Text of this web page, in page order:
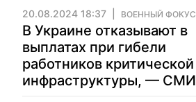
20.08.2024 18:37 ВОЕННЫЙ ФОКУС
В Украине отказывают в
выплатах при гибели
работников критической
инфраструктуры, — СМИ